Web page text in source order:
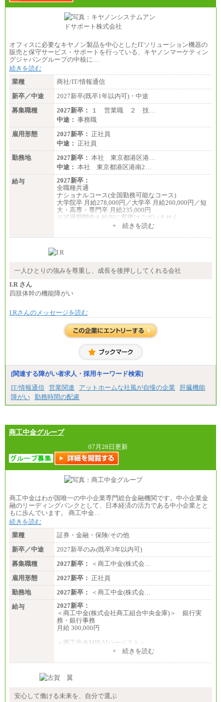
オフィスに必要なキヤノン製品を中心としたITソリューション機器の
販売と保守サービス・サポートを行っている、キヤノンマーケティン
グジャパングループの中核に…
続きを読む
業種
商社/IT/情報通信
新卒／中途
2027新卒(既卒1年以内可)・中途
募集職種
2027新卒：
１ 営業職 ２ 技…
中途： 事務職
雇用形態
2027新卒： 正社員
中途： 正社員
勤務地
2027新卒： 本社 東京都港区港…
中途： 本社 東京都港区港南2…
給与
2027新卒：
全職種共通
ナショナルコース(全国勤務可能なコース)
大学院卒 月給278,000円／大学卒 月給260,000円／短
大・高専・専門卒 月給235,000円
※試用期間中も給与に変更はございません
大学院卒 月給264,000円／大学卒 月給250,000円／短
※試用期間中も給与に変更はございません
月給：250,000円～400,000円
+ 続きを読む
一人ひとりの強みを尊重し、成長を後押ししてくれる会社
I.R さん
四肢体幹の機能障がい
I.Rさんのメッセージを読む
[関連する障がい者求人・採用キーワード検索]
IT/情報通信 営業関連 アットホームな社風が自慢の企業
肝臓機能
障がい 勤務時間の配慮
商工中金グループ
07月28日更新
商工中金はわが国唯一の中小企業専門総合金融機関です。中小企業金
融のリーディングバンクとして、日本経済の活力である中小企業とと
もに歩んでいます。 商工中金…
続きを読む
業種
証券・金融・保険/その他
新卒／中途
2027新卒のみ(既卒3年以内可)
募集職種
2027新卒：
＜商工中金(株式会…
雇用形態
2027新卒： 正社員
勤務地
2027新卒：
＜商工中金(株式会…
給与
2027新卒：
＜商工中金(株式会社商工組合中央金庫)＞ 銀行実
務・銀行事務
月給 300,000円
＜商工中金MIRAIハーベスト＞
+ 続きを読む
安心して働ける未来を、自分で選ぶ